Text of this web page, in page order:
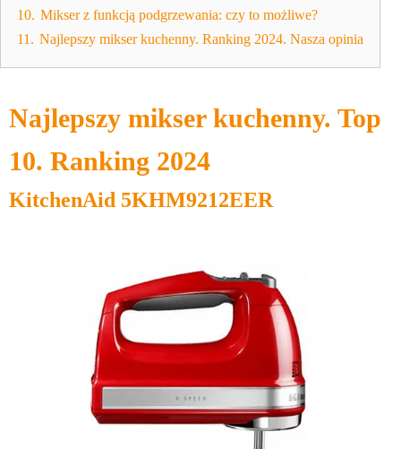
10. Mikser z funkcją podgrzewania: czy to możliwe?
11. Najlepszy mikser kuchenny. Ranking 2024. Nasza opinia
Najlepszy mikser kuchenny. Top
10. Ranking 2024
KitchenAid 5KHM9212EER